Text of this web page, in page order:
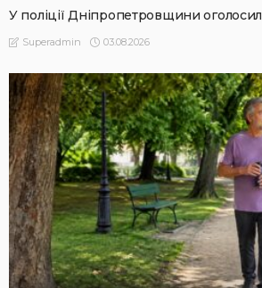
У поліції Дніпропетровщини
Superadmin 03.08.2026